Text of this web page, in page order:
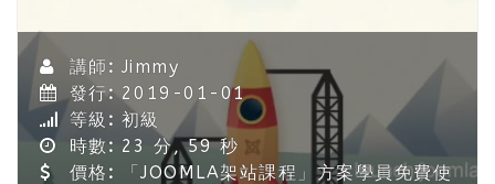
講師: Jimmy
發行: 2019-01-01
等級: 初級
時數: 23 分, 59 秒
價格: 「JOOMLA架站課程」方案學員免費使